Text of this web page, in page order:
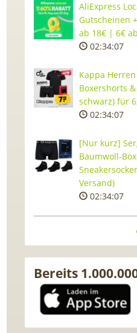
AliExpress
Gutscheinen
ab 18€ | 6€
02:34:06
Kappa
Boxershorts
schwarz) für
02:34:06
[Nur kurz]
Baumwoll-
Versand)
02:34:06
Bereits